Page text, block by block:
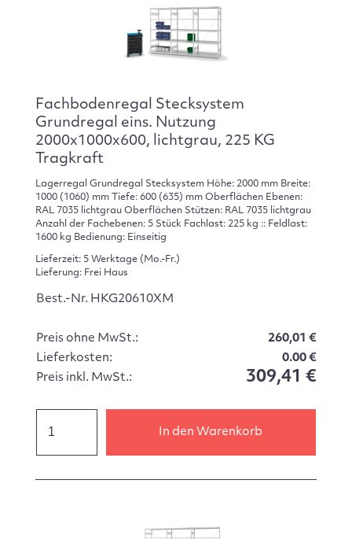
Fachbodenregal Stecksystem
Grundregal eins. Nutzung
2000x1000x600, lichtgrau, 225 KG
Tragkraft
Lagerregal Grundregal Stecksystem Höhe: 2000 mm Breite:
1000 (1060) mm Tiefe: 600 (635) mm Oberflächen Ebenen:
RAL 7035 lichtgrau Oberflächen Stützen: RAL 7035 lichtgrau
Anzahl der Fachebenen: 5 Stück Fachlast: 225 kg :: Feldlast:
1600 kg Bedienung: Einseitig
Lieferzeit: 5 Werktage (Mo.-Fr.)
Lieferung: Frei Haus
Best.-Nr. HKG20610XM
Preis ohne MwSt.:
260,01 €
Lieferkosten:
0.00 €
Preis inkl. MwSt.:
309,41 €
In den Warenkorb